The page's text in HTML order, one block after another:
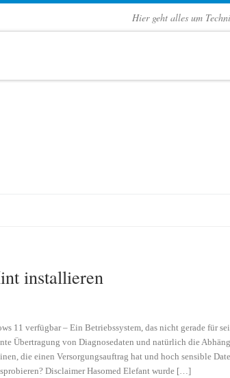
Hier geht alles um
installieren
11 verfügbar – Ein Betriebssystem, das nicht gerade für
Übertragung von Diagnosedaten und natürlich die
die einen Versorgungsauftrag hat und hoch sensible
Disclaimer Hasomed Elefant wurde […]